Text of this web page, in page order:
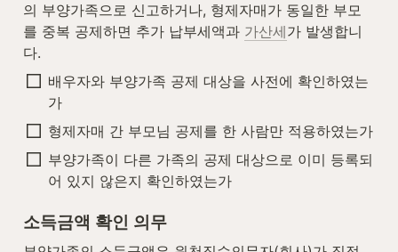
의 부양가족으로 신고하거나, 형제자매가 동일한 부모
를 중복 공제하면 추가 납부세액과 가산세가 발생합니
다.
배우자와 부양가족 공제 대상을 사전에 확인하였는
가
형제자매 간 부모님 공제를 한 사람만 적용하였는가
부양가족이 다른 가족의 공제 대상으로 이미 등록되
어 있지 않은지 확인하였는가
소득금액 확인 의무